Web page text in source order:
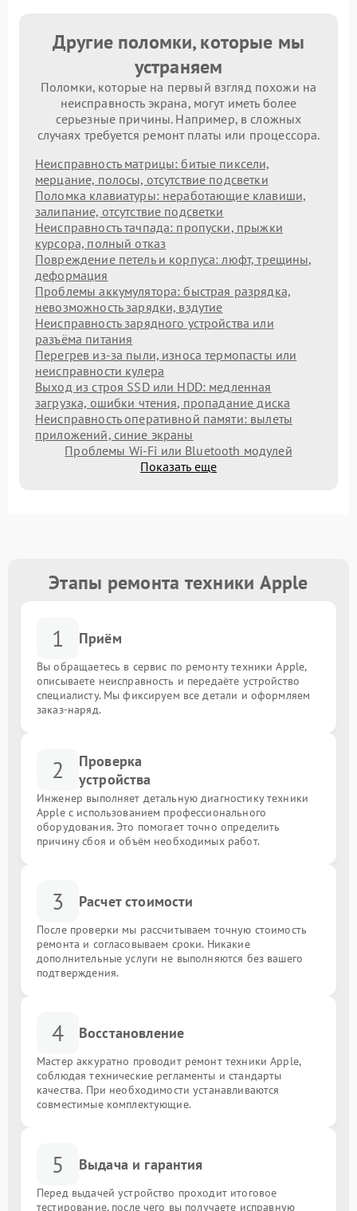
Другие поломки, которые мы
устраняем
Поломки, которые на первый взгляд похожи на
неисправность экрана, могут иметь более
серьезные причины. Например, в сложных
случаях требуется ремонт платы или процессора.
Неисправность матрицы: битые пиксели,
мерцание, полосы, отсутствие подсветки
Поломка клавиатуры: неработающие клавиши,
залипание, отсутствие подсветки
Неисправность тачпада: пропуски, прыжки
курсора, полный отказ
Повреждение петель и корпуса: люфт, трещины,
деформация
Проблемы аккумулятора: быстрая разрядка,
невозможность зарядки, вздутие
Неисправность зарядного устройства или
разъёма питания
Перегрев из‑за пыли, износа термопасты или
неисправности кулера
Выход из строя SSD или HDD: медленная
загрузка, ошибки чтения, пропадание диска
Неисправность оперативной памяти: вылеты
приложений, синие экраны
Проблемы Wi‑Fi или Bluetooth модулей
Показать еще
Этапы ремонта техники Apple
1 Приём
Вы обращаетесь в сервис по ремонту техники Apple,
описываете неисправность и передаёте устройство
специалисту. Мы фиксируем все детали и оформляем
заказ-наряд.
2
Проверка
устройства
Инженер выполняет детальную диагностику техники
Apple с использованием профессионального
оборудования. Это помогает точно определить
причину сбоя и объём необходимых работ.
3 Расчет стоимости
После проверки мы рассчитываем точную стоимость
ремонта и согласовываем сроки. Никакие
дополнительные услуги не выполняются без вашего
подтверждения.
4 Восстановление
Мастер аккуратно проводит ремонт техники Apple,
соблюдая технические регламенты и стандарты
качества. При необходимости устанавливаются
совместимые комплектующие.
5 Выдача и гарантия
Перед выдачей устройство проходит итоговое
тестирование, после чего вы получаете исправную